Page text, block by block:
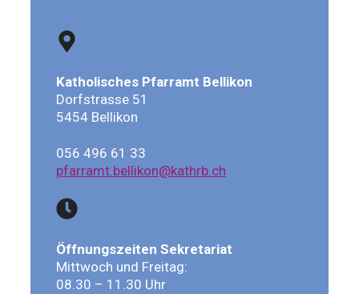
Katholisches Pfarramt Bellikon
Dorfstrasse 51
5454 Bellikon
056 496 61 33
pfarramt.bellikon@kathrb.ch
Öffnungszeiten Sekretariat
Mittwoch und Freitag:
08.30 – 11.30 Uhr